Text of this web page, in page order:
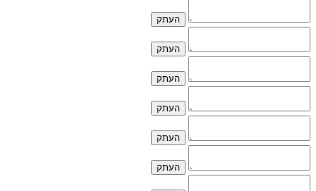
העתק
העתק
העתק
העתק
העתק
העתק